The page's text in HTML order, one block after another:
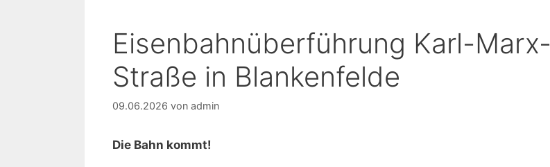
Eisenbahnüberführung Karl-Marx-
Straße in Blankenfelde
09.06.2026 von admin
Die Bahn kommt!